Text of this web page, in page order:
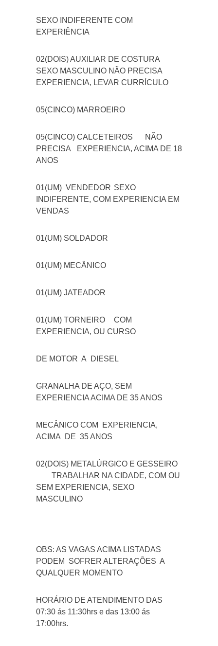
SEXO INDIFERENTE COM
EXPERIÊNCIA
02(DOIS) AUXILIAR DE COSTURA
SEXO MASCULINO NÃO PRECISA
EXPERIENCIA, LEVAR CURRÍCULO
05(CINCO) MARROEIRO
05(CINCO) CALCETEIROS
NÃO
PRECISA EXPERIENCIA, ACIMA DE 18
ANOS
01(UM) VENDEDOR SEXO
INDIFERENTE, COM EXPERIENCIA EM
VENDAS
01(UM) SOLDADOR
01(UM) MECÂNICO
01(UM) JATEADOR
01(UM) TORNEIRO
COM
EXPERIENCIA, OU CURSO
DE MOTOR A DIESEL
GRANALHA DE AÇO, SEM
EXPERIENCIA ACIMA DE 35 ANOS
MECÂNICO COM EXPERIENCIA,
ACIMA DE 35 ANOS
02(DOIS) METALÚRGICO E GESSEIRO
TRABALHAR NA CIDADE, COM OU
SEM EXPERIENCIA, SEXO
MASCULINO
OBS: AS VAGAS ACIMA LISTADAS
PODEM SOFRER ALTERAÇÕES A
QUALQUER MOMENTO
HORÁRIO DE ATENDIMENTO DAS
07:30 ás 11:30hrs e das 13:00 ás
17:00hrs.